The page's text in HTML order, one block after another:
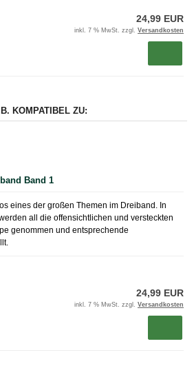
24,99 EUR
inkl. 7 % MwSt. zzgl. Versandkosten
KOMPATIBEL ZU:
Band 1
eines der großen Themen im Dreiband. In
all die offensichtlichen und versteckten
genommen und entsprechende
24,99 EUR
inkl. 7 % MwSt. zzgl. Versandkosten